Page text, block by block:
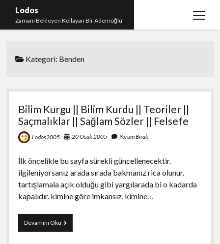
Lodos
Zamanı Bekleyen Kollayan Bir Ademoğlu
menüyü
test
Kategori: Benden
Bilim Kurgu || Bilim Kurdu || Teoriler ||
Saçmalıklar || Sağlam Sözler || Felsefe
Lodos2005 20 Ocak 2005 Yorum Bırak
İlk öncelikle bu sayfa sürekli güncellenecektir.
ilgileniyorsanız arada sırada bakmanız rica olunur.
tartışlamala açık olduğu gibi yargılarada bi o kadarda
kapalıdır. kimine göre imkansız, kimine…
Devamını OkuBilim
Kurgu